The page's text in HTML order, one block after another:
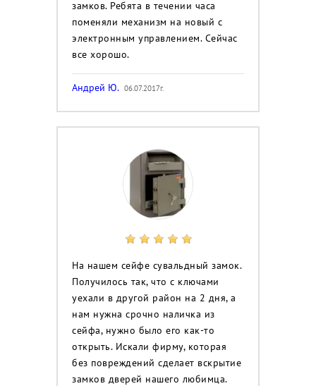
замков. Ребята в течении часа
поменяли механизм на новый с
электронным управлением. Сейчас
все хорошо.
Андрей Ю. 06.07.2017г.
На нашем сейфе сувальдный замок.
Получилось так, что с ключами
уехали в другой район на 2 дня, а
нам нужна срочно наличка из
сейфа, нужно было его как-то
открыть. Искали фирму, которая
без повреждений сделает вскрытие
замков дверей нашего любимца.